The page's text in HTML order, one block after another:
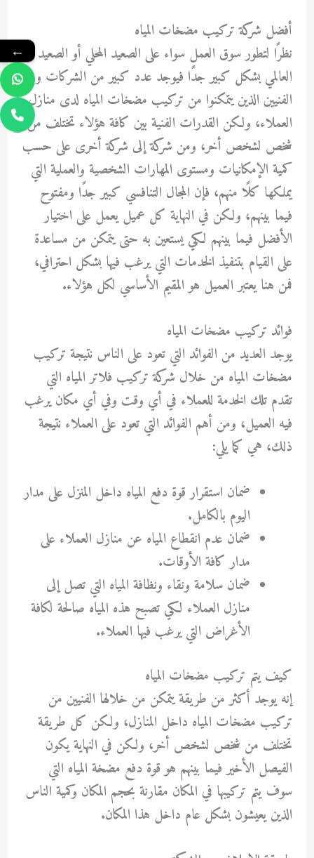
أفضل شركة تركيب مضخات المياه
نظرًا لتطور سوق العمل سواء على الصعيد المحلي أو الصعيد
العالمي بشكل كبير جدًا فيوجد عدد كبير من الشركات ومن
الفنيين الذين يتمكنوا من تركيب مضخات المياه لدى منازل
العملاء، ولكن القدرات الفنية بين كافة هؤلاء تختلف من
شخص لشخص أخر، ومن شركة إلى شركة أخرى على حسب
كمية الإمكانيات ومستوى المهارات الشخصية والعملية التي
يملكها كلًا منهم، فإن المجال التنافسي كبير جدًا ومفتوح
فيما بينهم، ولكن في النهاية كل عميل يعمل على اختيار
الأفضل فيما بينهم لكي يستعين به حتى يتمكن من مساعدة
على القيام بتنفيذ الخدمات التي يرغب فيها بشكل احترافي،
فمن هنا يعتبر العميل هو المقيم الأساسي لكل هؤلاء.
فوائد تركيب مضخات المياه
يوجد العديد من الفوائد التي تعود على الناس نتيجة تركيب
مضخات المياه من خلال شركة تركيب فلاتر المياه التي
تقدم تلك الخدمة للعملاء في أي وقت وفي أي مكان يرغب
فيه العميل، ومن أهم الفوائد التي تعود على العملاء نتيجة
ذلك، هي كما يلي:
ضمان استقرار قوة دفع المياه داخل المنزل على مدار
اليوم بالكامل.
ضمان عدم انقطاع المياه عن منازل العملاء على
مدار كافة الأوقات.
ضمان سلامة ونقاء ونظافة المياه التي تصل إلى
منازل العملاء لكي تصبح هذه المياه صالحة لكافة
الأغراض التي يرغب فيها العملاء.
كيف يتم تركيب مضخات المياه
إنه يوجد أكثر من طريقة يتمكن من خلالها الفنيين من
تركيب مضخات المياه داخل المنازل، ولكن كل طريقة
تختلف من شخص لشخص أخر، ولكن في النهاية يكون
الفيصل الأخير فيما بينهم هو قوة دفع مضخة المياه التي
سوف يتم تركيبها في المكان مقارنة بحجم المكان وكمية الناس
الذين يعيشون بشكل عام داخل هذا المكان.
←